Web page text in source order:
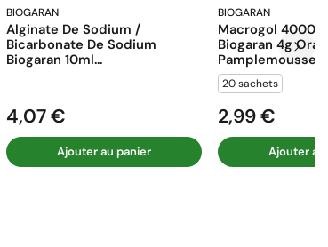
BIOGARAN
Alginate De Sodium /
Bicarbonate De Sodium
Biogaran 10ml...
Prix
4,07 €
Ajouter au panier
BIOGARAN
Macrogol 4000
Biogaran 4g
Pamplemousse...
20 sachets
Prix
2,99 €
Ajouter au